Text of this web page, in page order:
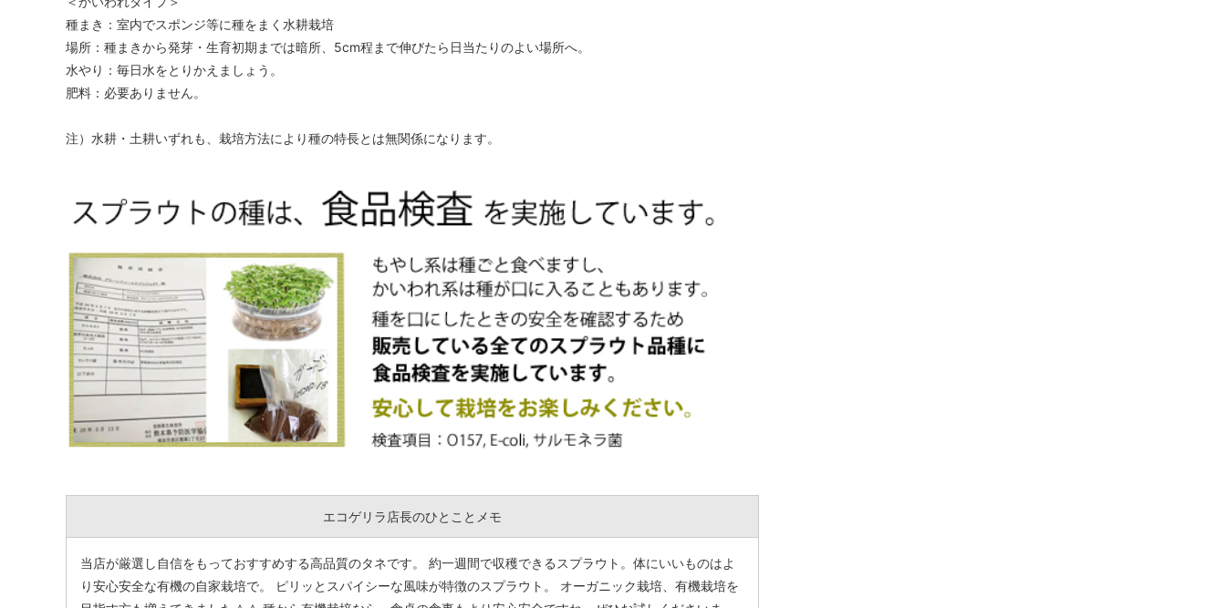
種まき：室内でスポンジ等に種をまく水耕栽培
場所：種まきから発芽・生育初期までは暗所、5cm程まで伸びたら日当たりのよい場所へ。
水やり：毎日水をとりかえましょう。
肥料：必要ありません。
注）水耕・土耕いずれも、栽培方法により種の特長とは無関係になります。
エコゲリラ店長のひとことメモ
当店が厳選し自信をもっておすすめする高品質のタネです。 約一週間で収穫できるスプラウト。体にいいものはよ
り安心安全な有機の自家栽培で。 ピリッとスパイシーな風味が特徴のスプラウト。 オーガニック栽培、有機栽培を